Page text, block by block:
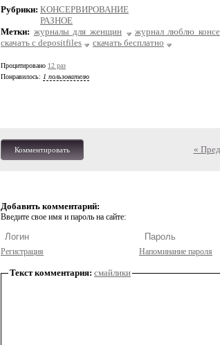
Рубрики: КОНСЕРВИРОВАНИЕ
РАЗНОЕ
Метки: журналы для женщин журнал люблю
скачать с depositfiles
скачать бесплатно
Процитировано 12 раз
Понравилось: 1 пользователю
Комментировать «
Добавить комментарий:
Введите свое имя и пароль на сайте:
Регистрация Напоминание пароля
Текст комментария: смайлики